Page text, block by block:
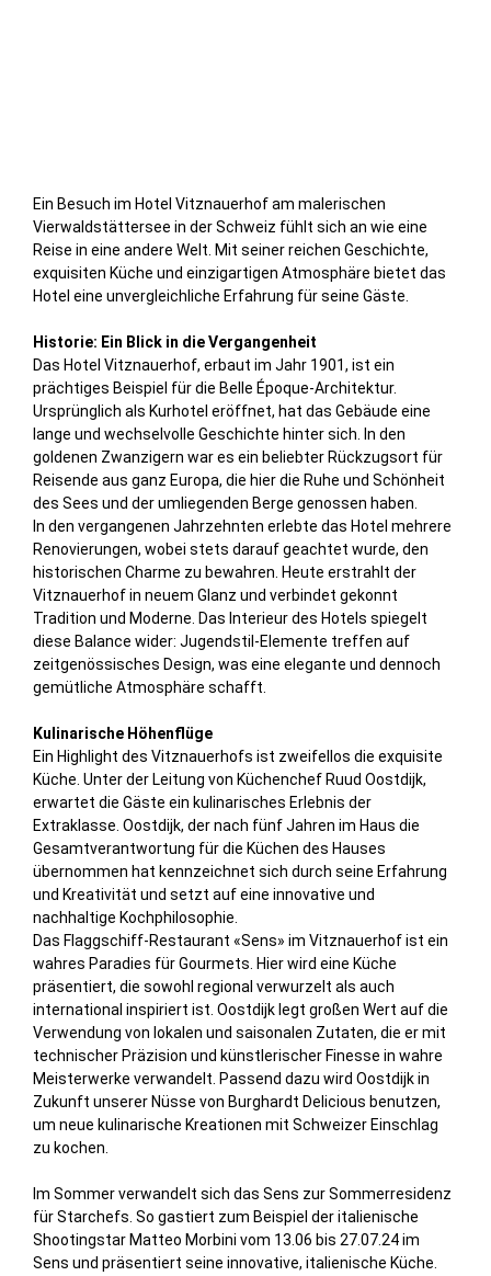
Ein Besuch im Hotel Vitznauerhof am malerischen
Vierwaldstättersee in der Schweiz fühlt sich an wie eine
Reise in eine andere Welt. Mit seiner reichen Geschichte,
exquisiten Küche und einzigartigen Atmosphäre bietet das
Hotel eine unvergleichliche Erfahrung für seine Gäste.
Historie: Ein Blick in die Vergangenheit
Das Hotel Vitznauerhof, erbaut im Jahr 1901, ist ein
prächtiges Beispiel für die Belle Époque-Architektur.
Ursprünglich als Kurhotel eröffnet, hat das Gebäude eine
lange und wechselvolle Geschichte hinter sich. In den
goldenen Zwanzigern war es ein beliebter Rückzugsort für
Reisende aus ganz Europa, die hier die Ruhe und Schönheit
des Sees und der umliegenden Berge genossen haben.
In den vergangenen Jahrzehnten erlebte das Hotel mehrere
Renovierungen, wobei stets darauf geachtet wurde, den
historischen Charme zu bewahren. Heute erstrahlt der
Vitznauerhof in neuem Glanz und verbindet gekonnt
Tradition und Moderne. Das Interieur des Hotels spiegelt
diese Balance wider: Jugendstil-Elemente treffen auf
zeitgenössisches Design, was eine elegante und dennoch
gemütliche Atmosphäre schafft.
Kulinarische Höhenflüge
Ein Highlight des Vitznauerhofs ist zweifellos die exquisite
Küche. Unter der Leitung von Küchenchef Ruud Oostdijk,
erwartet die Gäste ein kulinarisches Erlebnis der
Extraklasse. Oostdijk, der nach fünf Jahren im Haus die
Gesamtverantwortung für die Küchen des Hauses
übernommen hat kennzeichnet sich durch seine Erfahrung
und Kreativität und setzt auf eine innovative und
nachhaltige Kochphilosophie.
Das Flaggschiff-Restaurant «Sens» im Vitznauerhof ist ein
wahres Paradies für Gourmets. Hier wird eine Küche
präsentiert, die sowohl regional verwurzelt als auch
international inspiriert ist. Oostdijk legt großen Wert auf die
Verwendung von lokalen und saisonalen Zutaten, die er mit
technischer Präzision und künstlerischer Finesse in wahre
Meisterwerke verwandelt. Passend dazu wird Oostdijk in
Zukunft unserer Nüsse von Burghardt Delicious benutzen,
um neue kulinarische Kreationen mit Schweizer Einschlag
zu kochen.
Im Sommer verwandelt sich das Sens zur Sommerresidenz
für Starchefs. So gastiert zum Beispiel der italienische
Shootingstar Matteo Morbini vom 13.06 bis 27.07.24 im
Sens und präsentiert seine innovative, italienische Küche.